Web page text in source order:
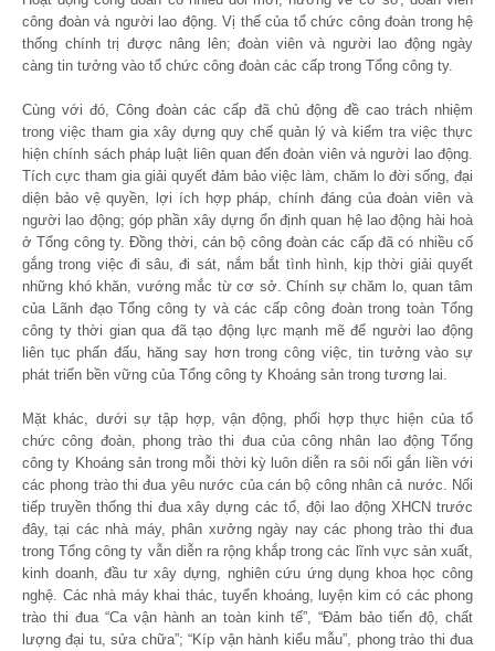
công đoàn và người lao động. Vị thế của tổ chức công đoàn trong hệ
thống chính trị được nâng lên; đoàn viên và người lao động ngày
càng tin tưởng vào tổ chức công đoàn các cấp trong Tổng công ty.
Cùng với đó, Công đoàn các cấp đã chủ động đề cao trách nhiệm
trong việc tham gia xây dựng quy chế quản lý và kiểm tra việc thực
hiện chính sách pháp luật liên quan đến đoàn viên và người lao động.
Tích cực tham gia giải quyết đảm bảo việc làm, chăm lo đời sống, đại
diện bảo vệ quyền, lợi ích hợp pháp, chính đáng của đoàn viên và
người lao động; góp phần xây dựng ổn định quan hệ lao động hài hoà
ở Tổng công ty. Đồng thời, cán bộ công đoàn các cấp đã có nhiều cố
gắng trong việc đi sâu, đi sát, nắm bắt tình hình, kịp thời giải quyết
những khó khăn, vướng mắc từ cơ sở. Chính sự chăm lo, quan tâm
của Lãnh đạo Tổng công ty và các cấp công đoàn trong toàn Tổng
công ty thời gian qua đã tạo động lực mạnh mẽ để người lao động
liên tục phấn đấu, hăng say hơn trong công việc, tin tưởng vào sự
phát triển bền vững của Tổng công ty Khoáng sản trong tương lai.
Mặt khác, dưới sự tập hợp, vận động, phối hợp thực hiện của tổ
chức công đoàn, phong trào thi đua của công nhân lao động Tổng
công ty Khoáng sản trong mỗi thời kỳ luôn diễn ra sôi nổi gắn liền với
các phong trào thi đua yêu nước của cán bộ công nhân cả nước. Nối
tiếp truyền thống thi đua xây dựng các tổ, đội lao động XHCN trước
đây, tại các nhà máy, phân xưởng ngày nay các phong trào thi đua
trong Tổng công ty vẫn diễn ra rộng khắp trong các lĩnh vực sản xuất,
kinh doanh, đầu tư xây dựng, nghiên cứu ứng dụng khoa học công
nghệ. Các nhà máy khai thác, tuyển khoáng, luyện kim có các phong
trào thi đua “Ca vận hành an toàn kinh tế”, “Đảm bảo tiến độ, chất
lượng đại tu, sửa chữa”; “Kíp vận hành kiểu mẫu”, phong trào thi đua